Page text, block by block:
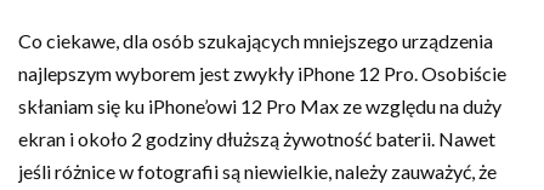
Co ciekawe, dla osób szukających mniejszego urządzenia
najlepszym wyborem jest zwykły iPhone 12 Pro. Osobiście
skłaniam się ku iPhone’owi 12 Pro Max ze względu na duży
ekran i około 2 godziny dłuższą żywotność baterii. Nawet
jeśli różnice w fotografii są niewielkie, należy zauważyć, że